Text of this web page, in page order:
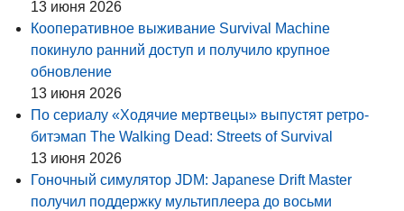
13 июня 2026
Кооперативное выживание Survival Machine
покинуло ранний доступ и получило крупное
обновление
13 июня 2026
По сериалу «Ходячие мертвецы» выпустят ретро-
битэмап The Walking Dead: Streets of Survival
13 июня 2026
Гоночный симулятор JDM: Japanese Drift Master
получил поддержку мультиплеера до восьми